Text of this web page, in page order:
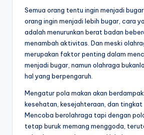
Semua orang tentu ingin menjadi
orang ingin menjadi lebih bugar, cara
adalah menurunkan berat badan
menambah aktivitas. Dan meski
merupakan faktor penting dalam
menjadi bugar, namun olahraga
hal yang berpengaruh.
Mengatur pola makan akan
kesehatan, kesejahteraan, dan tingkat
Mencoba berolahraga tapi dengan
tetap buruk memang menggoda,